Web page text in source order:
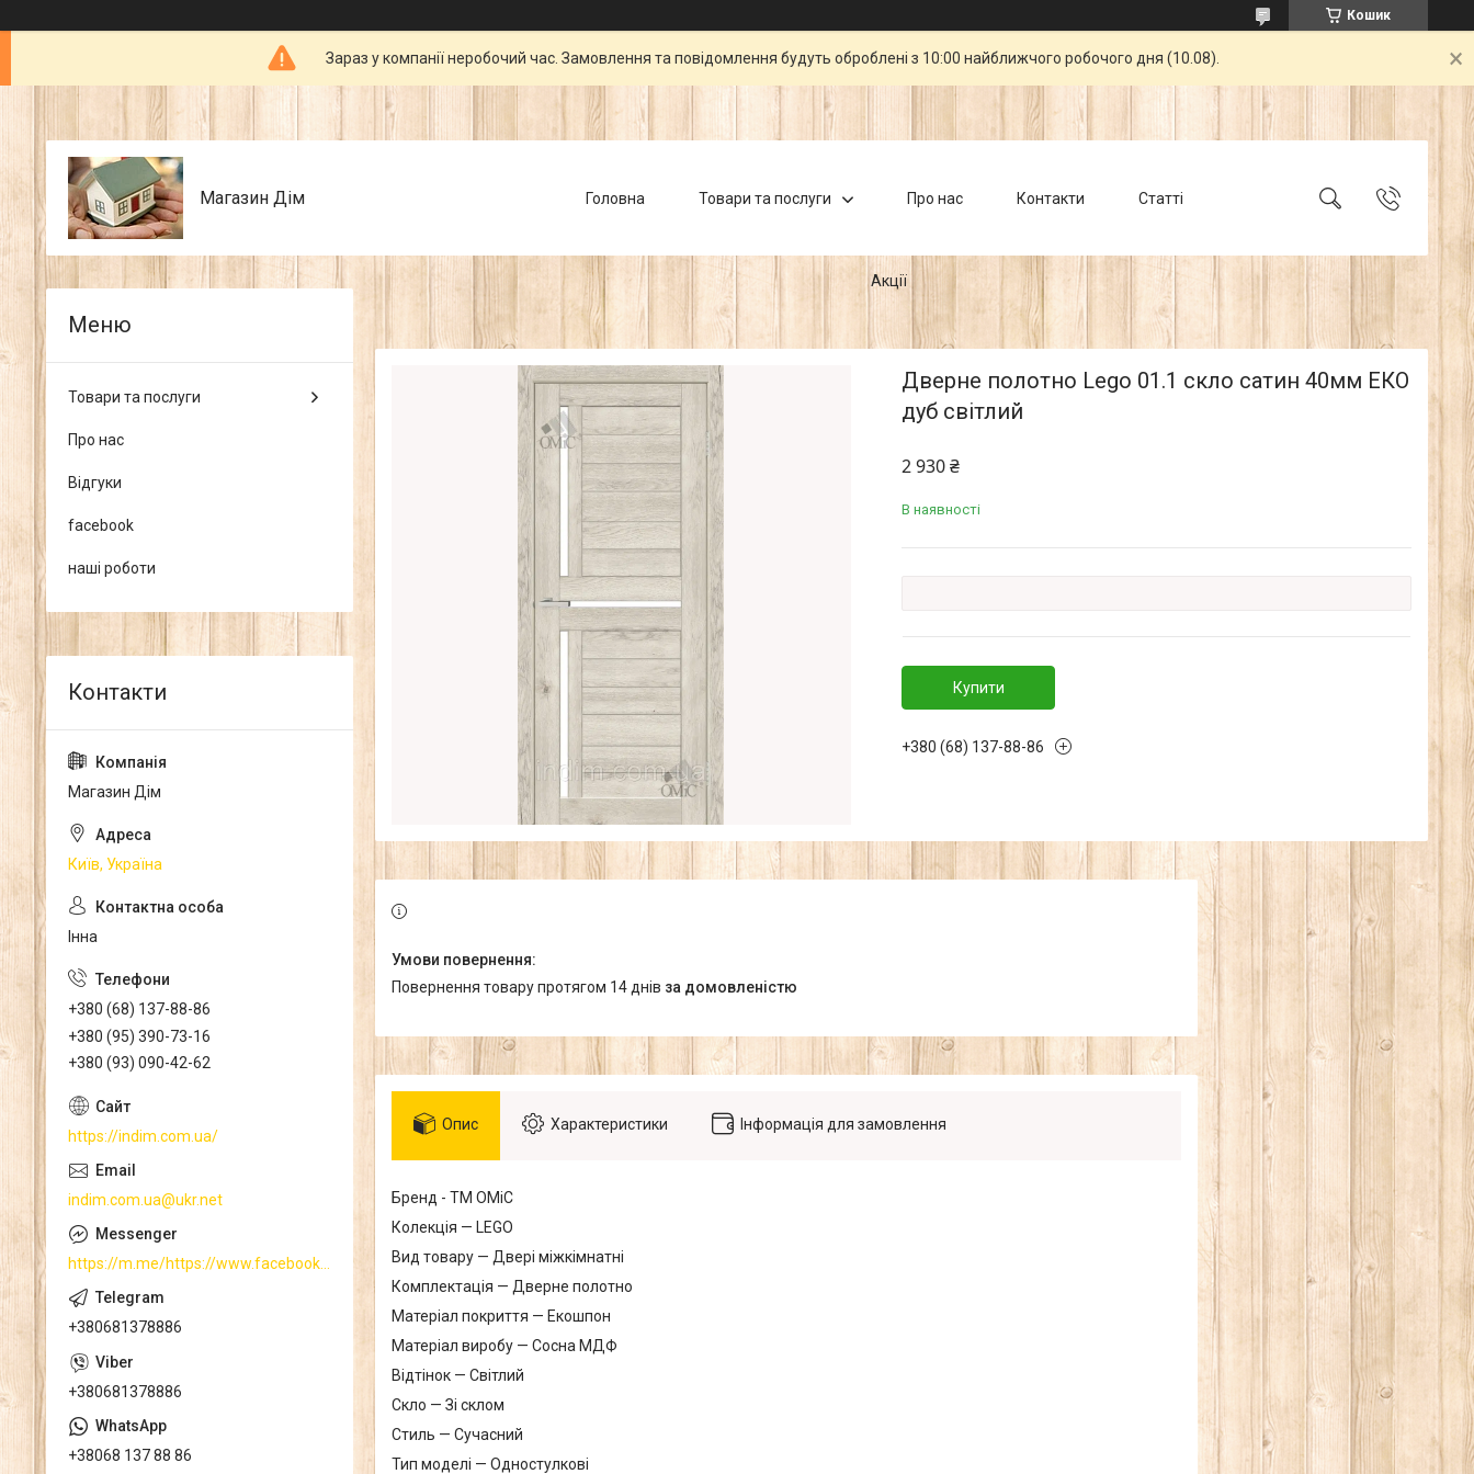
Кошик
Зараз у компанії неробочий час. Замовлення та повідомлення будуть оброблені з 10:00 найближчого робочого дня (10.08).
Магазин Дім Головна Товари та послуги Про нас Контакти Статті
Акції
Дверне полотно Lego 01.1 скло сатин 40мм ЕКО
дуб свiтлий
2 930 ₴
В наявності
Купити
+380 (68) 137-88-86
повернення товару протягом 14 днів за домовленістю
Опис Характеристики Інформація для замовлення
Бренд - ТМ ОМіС
Колекція — LEGO
Вид товару — Двері міжкімнатні
Комплектація — Дверне полотно
Матеріал покриття — Екошпон
Матеріал виробу — Сосна МДФ
Відтінок — Світлий
Скло — Зі склом
Стиль — Сучасний
Тип моделі — Одностулкові
Товари та послуги
Про нас
Відгуки
facebook
наші роботи
Магазин Дім
Київ, Україна
Інна
+380 (68) 137-88-86
+380 (95) 390-73-16
+380 (93) 090-42-62
https://indim.com.ua/
indim.com.ua@ukr.net
https://m.me/https://www.facebook.com/
+380681378886
+380681378886
+38068 137 88 86